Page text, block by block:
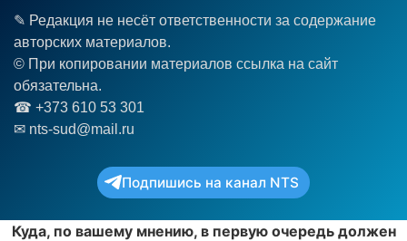
✎ Редакция не несёт ответственности за содержание
авторских материалов.
© При копировании материалов ссылка на сайт
обязательна.
☎︎ +373 610 53 301
✉ nts-sud@mail.ru
Подпишись на канал NTS
Куда, по вашему мнению, в первую очередь должен